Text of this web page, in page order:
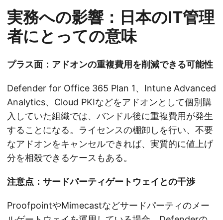
実務への影響：日本のIT管理
者にとっての意味
プラス面：アドオンの重複費用を削減できる可能性
Defender for Office 365 Plan 1、Intune Advanced
Analytics、Cloud PKIなどをアドオンとして個別購
入していた組織では、バンドル後に重複費用が発生
することになる。ライセンスの棚卸しを行い、不要
なアドオンをキャンセルできれば、実質的に値上げ
分を相殺できるケースもある。
注意点：サードパーティゲートウェイとの干渉
ProofpointやMimecastなどサードパーティのメー